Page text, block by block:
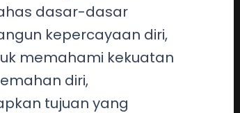
dasar-dasar
kepercayaan diri,
memahami kekuatan
diri,
tujuan yang